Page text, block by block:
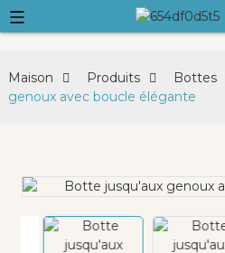
Maison Produits Bottes
genoux avec boucle élégante